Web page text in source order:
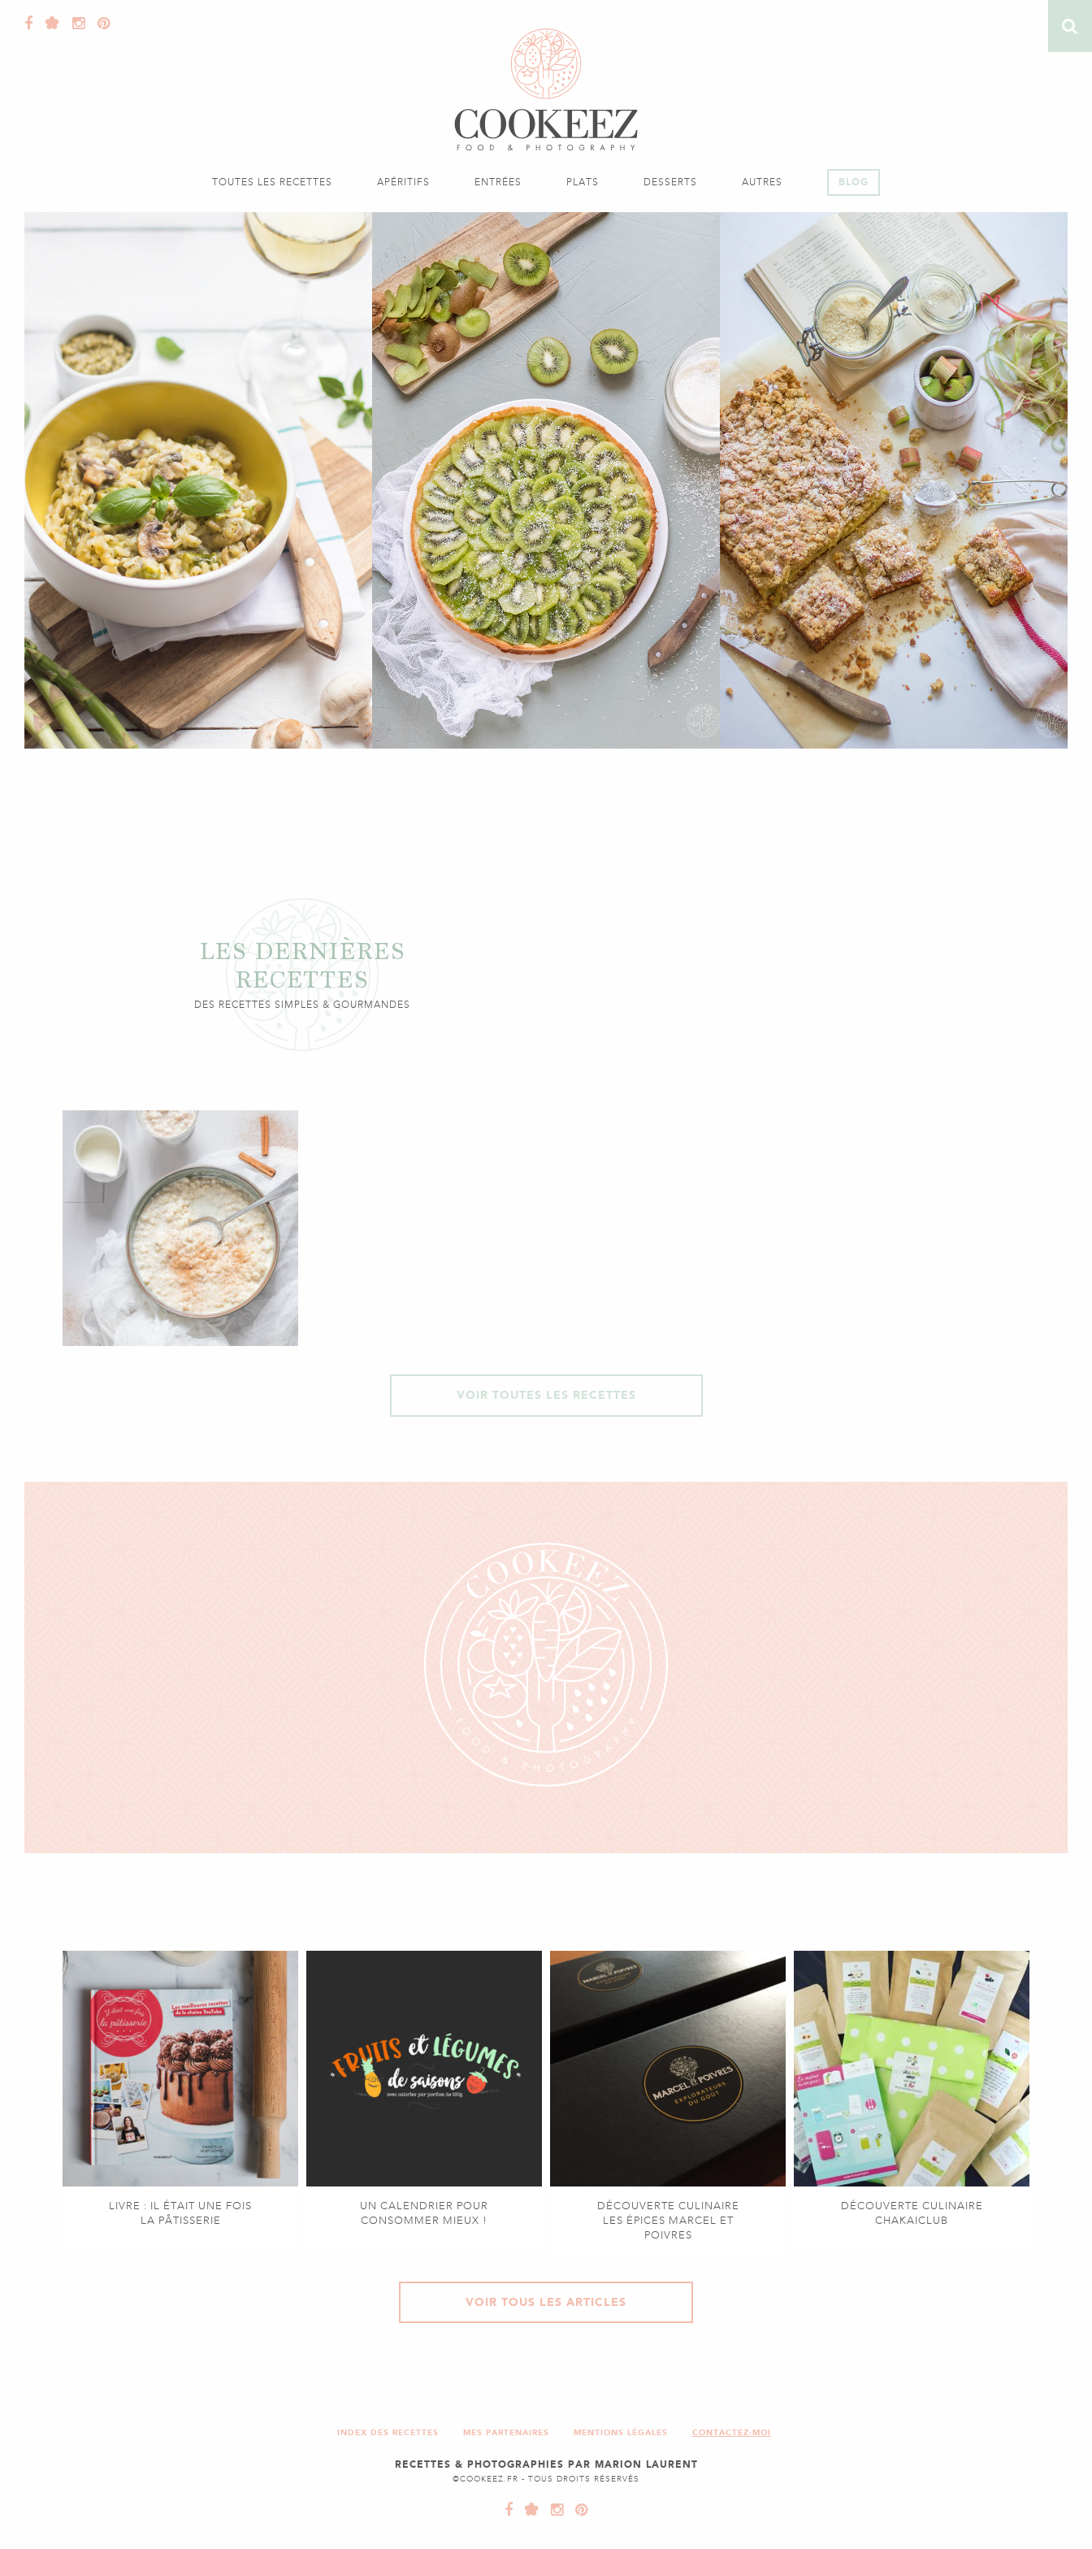
TOUTES LES RECETTES APÉRITIFS ENTRÉES PLATS DESSERTS AUTRES BLOG
LES DERNIÈRES
RECETTES
DES RECETTES SIMPLES & GOURMANDES
VOIR TOUTES LES RECETTES
LIVRE : IL ÉTAIT UNE FOIS
LA PÂTISSERIE
UN CALENDRIER POUR
CONSOMMER MIEUX !
DÉCOUVERTE CULINAIRE
LES ÉPICES MARCEL ET
POIVRES
DÉCOUVERTE CULINAIRE
CHAKAICLUB
VOIR TOUS LES ARTICLES
INDEX DES RECETTES MES PARTENAIRES MENTIONS LÉGALES CONTACTEZ-MOI
RECETTES & PHOTOGRAPHIES PAR MARION LAURENT
©COOKEEZ.FR - TOUS DROITS RÉSERVÉS